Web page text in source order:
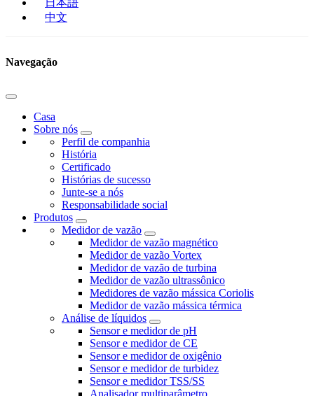
日本語
中文
Navegação
Casa
Sobre nós
Perfil de companhia
História
Certificado
Histórias de sucesso
Junte-se a nós
Responsabilidade social
Produtos
Medidor de vazão
Medidor de vazão magnético
Medidor de vazão Vortex
Medidor de vazão de turbina
Medidor de vazão ultrassônico
Medidores de vazão mássica Coriolis
Medidor de vazão mássica térmica
Análise de líquidos
Sensor e medidor de pH
Sensor e medidor de CE
Sensor e medidor de oxigênio
Sensor e medidor de turbidez
Sensor e medidor TSS/SS